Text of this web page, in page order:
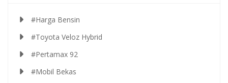
#Harga Bensin
#Toyota Veloz Hybrid
#Pertamax 92
#Mobil Bekas